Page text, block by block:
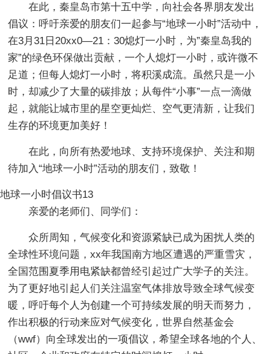
在此，秦皇岛市第十五中学，向社会各界朋友发出
倡议：呼吁亲爱的朋友们一起参与“地球一小时”活动中，
在3月31日20xx0—21：30熄灯一小时，为”秦皇岛我的
家”的绿色环保做出贡献，一个人熄灯一小时，或许微不
足道；但每人熄灯一小时，将积溪成流。虽然只是一小
时，却减少了大量的碳排放；从每件“小事”一点一滴做
起，就能让城市里的星空更灿烂、空气更清新，让我们
生存的环境更加美好！
在此，向所有热爱地球、支持环境保护、关注和期
待加入“地球一小时”活动的朋友们，致敬！
地球一小时倡议书13
亲爱的老师们、同学们：
众所周知，气候变化和资源紧缺已成为困扰人类的
全球性环境问题，xx年我国南方地区遭遇的严重雪灾，
全国范围夏季用电紧缺都曾经引起过广大学子的关注。
为了更好地引起人们关注温室气体排放导致全球气候变
暖，呼吁每个人为创建一个可持续发展的明天而努力，
作出积极的行动来应对气候变化，世界自然基金会
（wwf）向全球发出的一项倡议，希望全球各地的个人、